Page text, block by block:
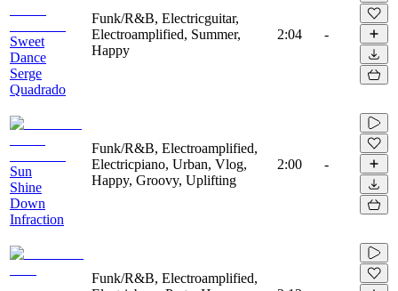
Sweet
Dance
Serge
Quadrado
Funk/R&B, Electricguitar,
Electroamplified, Summer,
Happy
2:04 -
Sun
Shine
Down
Infraction
Funk/R&B, Electroamplified,
Electricpiano, Urban, Vlog,
Happy, Groovy, Uplifting
2:00 -
Funk/R&B, Electroamplified,